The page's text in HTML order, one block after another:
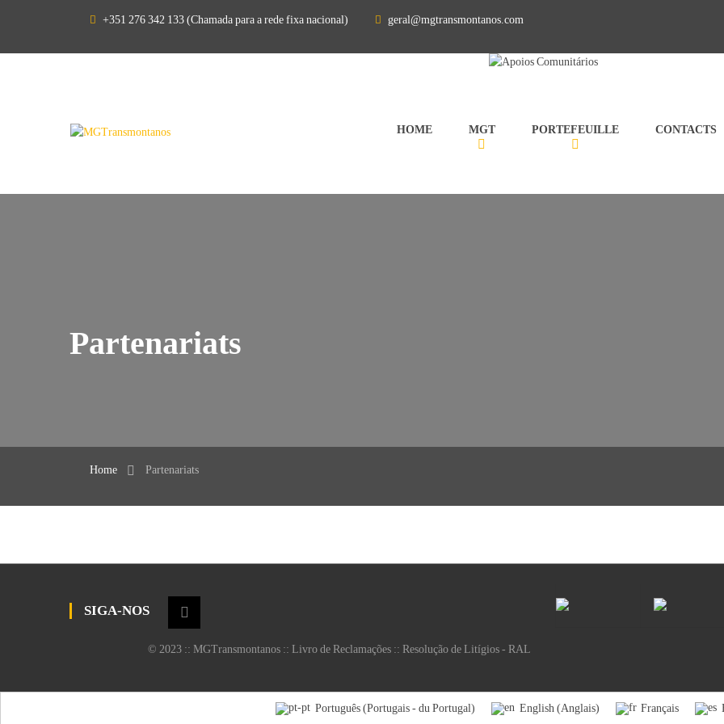
+351 276 342 133 (Chamada para a rede fixa nacional) geral@mgtransmontanos.com
HOME MGT PORTEFEUILLE CONTACTS
Partenariats
Home Partenariats
SIGA-NOS
© 2023 :: MGTransmontanos :: Livro de Reclamações :: Resolução de Litígios - RAL
Português(Portugais - du Portugal) English(Anglais) Français